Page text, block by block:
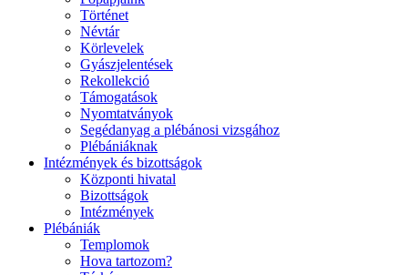
Történet
Névtár
Körlevelek
Gyászjelentések
Rekollekció
Támogatások
Nyomtatványok
Segédanyag a plébánosi vizsgához
Plébániáknak
Intézmények és bizottságok
Központi hivatal
Bizottságok
Intézmények
Plébániák
Templomok
Hova tartozom?